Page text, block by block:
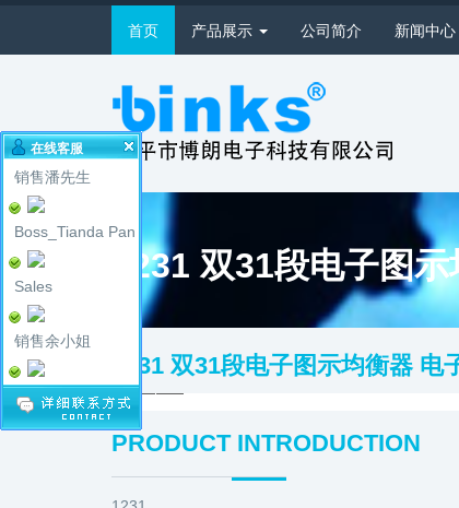
首页 产品展示 公司简介 新闻中心
1231 双31段电子图
1231 双31段电子图示均衡器 电
PRODUCT INTRODUCTION
在线客服
销售潘先生
Boss_Tianda Pan
Sales
销售余小姐